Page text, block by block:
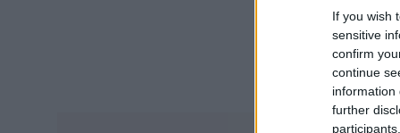
If you wish
sensitive
confirm
continue
information
further